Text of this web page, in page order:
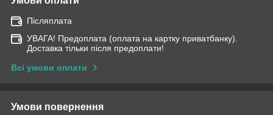
Післяплата
УВАГА! Предоплата (оплата на картку приватбанку).
Доставка тільки після предоплати!
Всі умови оплати
Умови повернення